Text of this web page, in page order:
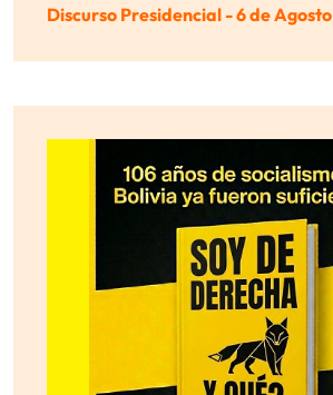
Discurso Presidencial - 6 de Agosto